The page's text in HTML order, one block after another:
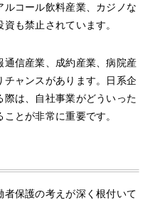
コール飲料産業、カジノな
も禁止されています。
信産業、成約産業、病院産
ャンスがあります。日系企
は、自社事業がどういった
とが非常に重要です。
保護の考えが深く根付いて